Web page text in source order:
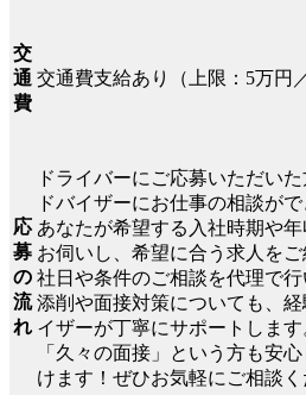
交
通
費
交通費⽀給あり（上限：5万円
応
募
の
流
れ
ドライバーにご応募いただい
ドバイザーにお仕事の相談がで
あなたが希望する入社時期や
お伺いし、希望に合う求人を
社日や条件のご相談を代理で
添削や面接対策についても、
イザーが丁寧にサポートします
「久々の面接」という方も安
けます！ぜひお気軽にご相談く